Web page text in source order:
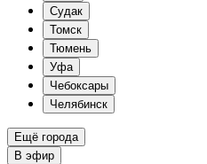
Судак
Томск
Тюмень
Уфа
Чебоксары
Челябинск
Ещё города
В эфир